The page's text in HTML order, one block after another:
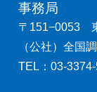
事務局
〒151−0053
（公社）全国
TEL：03-